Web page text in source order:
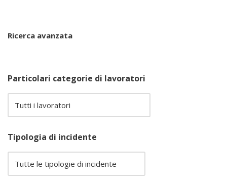
Ricerca avanzata
Particolari categorie di lavoratori
Tipologia di incidente